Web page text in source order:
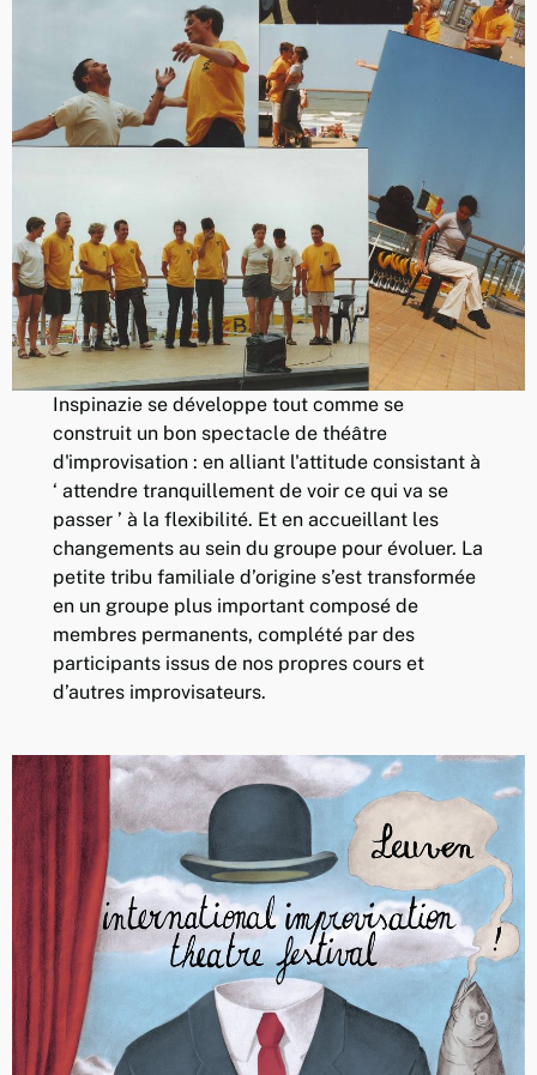
Inspinazie se développe tout comme se
construit un bon spectacle de théâtre
d'improvisation : en alliant l'attitude consistant à
‘ attendre tranquillement de voir ce qui va se
passer ’ à la flexibilité. Et en accueillant les
changements au sein du groupe pour évoluer. La
petite tribu familiale d’origine s’est transformée
en un groupe plus important composé de
membres permanents, complété par des
participants issus de nos propres cours et
d’autres improvisateurs.